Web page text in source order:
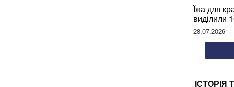
Їжа для
виділили
продуктів
28.07.2026
ІСТОРІЯ